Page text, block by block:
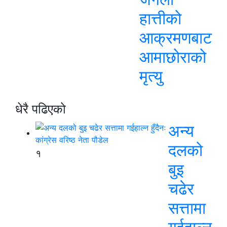
हात्तीको
आक्रमणबाट
आमाछोराको
मृत्यु
धेरै पढिएको
१
अन्य
दलको
बुइ
चढेर
सत्तामा